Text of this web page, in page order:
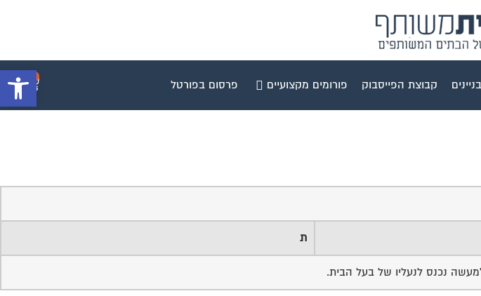
פתח קבוצת הפייסבוק פורומים מקצועיים פרסום בפורטל
ת
נכנס לנעליו של בעל הבית.